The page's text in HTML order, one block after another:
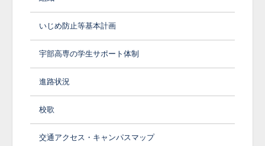
いじめ防止等基本計画
宇部高専の学生サポート体制
進路状況
校歌
交通アクセス・キャンパスマップ